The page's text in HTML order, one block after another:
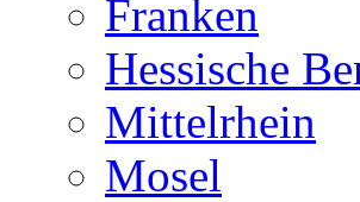
Franken
Hessische
Mittelrhein
Mosel